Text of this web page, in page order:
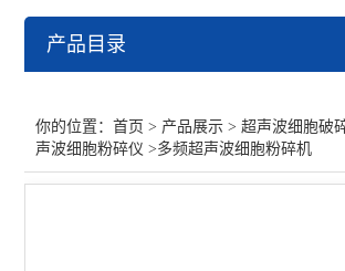
产品目录
高通量非接触式超声波细胞破碎仪
你的位置：首页 > 产品展示 >超声波细胞破
声波细胞粉碎仪 >多频超声波细胞粉碎机